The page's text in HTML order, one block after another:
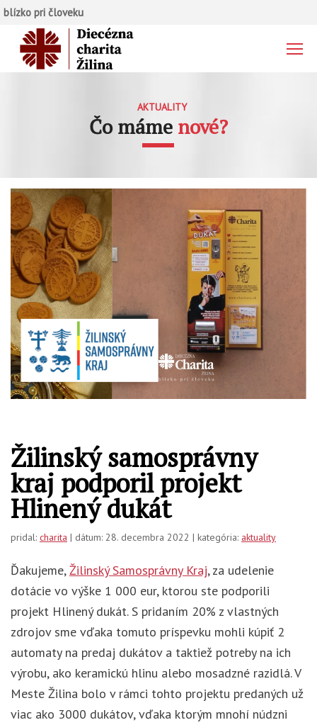
blízko pri človeku
AKTUALITY
Čo máme nové?
Žilinský samosprávny
kraj podporil projekt
Hlinený dukát
pridal: charita | dátum: 28. decembra 2022 | kategória: aktuality
Ďakujeme,Žilinský Samosprávny Kraj, za udelenie
dotácie vo výške 1 000 eur, ktorou ste podporili
projekt Hlinený dukát. S pridaním 20% z vlastných
zdrojov sme vďaka tomuto príspevku mohli kúpiť 2
automaty na predaj dukátov a taktiež potreby na ich
výrobu, ako keramickú hlinu alebo mosadzné razidlá. V
Meste Žilina bolo v rámci tohto projektu predaných už
viac ako 3000 dukátov, vďaka ktorým mnohí núdzni